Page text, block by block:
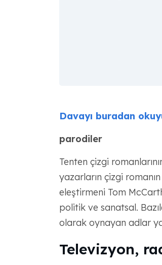
Davayı buradan
parodiler
Tenten çizgi
yazarların çizgi
eleştirmeni Tom
politik ve sanatsal.
olarak oynayan adlar
Televizyon,